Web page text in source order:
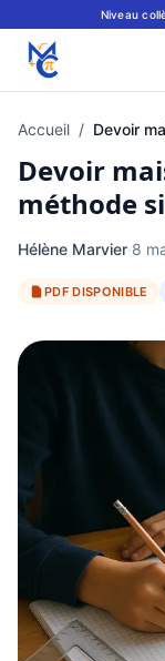
Niveau
Accueil /
Devoir
méthode
Hélène Marvier·8
PDF DISPONIBLE